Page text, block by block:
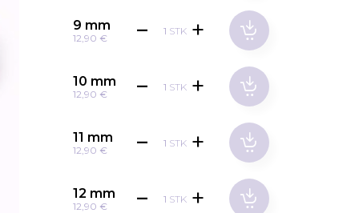
9 mm
12,90 €
STK
10 mm
12,90 €
STK
11 mm
12,90 €
STK
12 mm
12,90 €
STK